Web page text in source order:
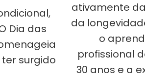
Dia das
surgido
ativamente
da
o
profissional
30 anos e a